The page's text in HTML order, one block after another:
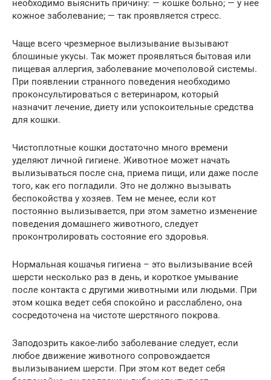
необходимо выяснить причину: — кошке больно; — у нее
кожное заболевание; — так проявляется стресс.
Чаще всего чрезмерное вылизывание вызывают
блошиные укусы. Так может проявляться бытовая или
пищевая аллергия, заболевание мочеполовой системы.
При появлении странного поведения необходимо
проконсультироваться с ветеринаром, который
назначит лечение, диету или успокоительные средства
для кошки.
Чистоплотные кошки достаточно много времени
уделяют личной гигиене. Животное может начать
вылизываться после сна, приема пищи, или даже после
того, как его погладили. Это не должно вызывать
беспокойства у хозяев. Тем не менее, если кот
постоянно вылизывается, при этом заметно изменение
поведения домашнего животного, следует
проконтролировать состояние его здоровья.
Нормальная кошачья гигиена – это вылизывание всей
шерсти несколько раз в день, и короткое умывание
после контакта с другими животными или людьми. При
этом кошка ведет себя спокойно и расслаблено, она
сосредоточена на чистоте шерстяного покрова.
Заподозрить какое-либо заболевание следует, если
любое движение животного сопровождается
вылизыванием шерсти. При этом кот ведет себя